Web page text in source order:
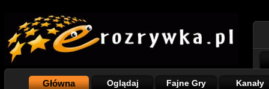
Główna Oglądaj Fajne Gry Kanały